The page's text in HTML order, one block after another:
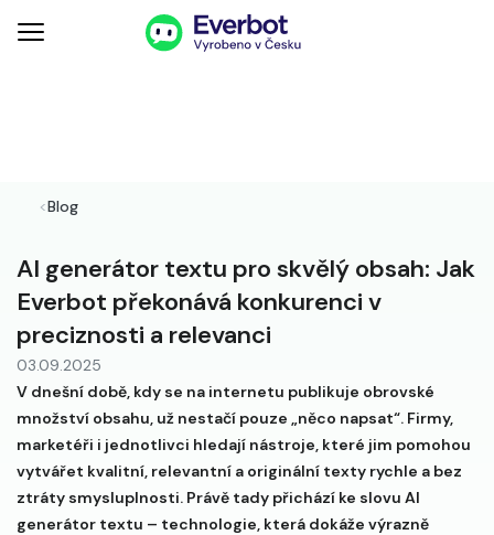
<Blog
AI generátor textu pro skvělý obsah: Jak
Everbot překonává konkurenci v
preciznosti a relevanci
03.09.2025
V dnešní době, kdy se na internetu publikuje obrovské
množství obsahu, už nestačí pouze „něco napsat“. Firmy,
marketéři i jednotlivci hledají nástroje, které jim pomohou
vytvářet kvalitní, relevantní a originální texty rychle a bez
ztráty smysluplnosti. Právě tady přichází ke slovu AI
generátor textu – technologie, která dokáže výrazně